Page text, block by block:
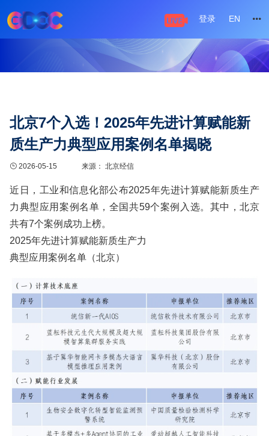
登录 EN
北京7个入选！2025年先进计算赋能新
质生产力典型应用案例名单揭晓
2026-05-15 来源： 北京经信
近日，工业和信息化部公布2025年先进计算赋能新质生产
力典型应用案例名单，全国共59个案例入选。其中，北京
共有7个案例成功上榜。
2025年先进计算赋能新质生产力
典型应用案例名单（北京）